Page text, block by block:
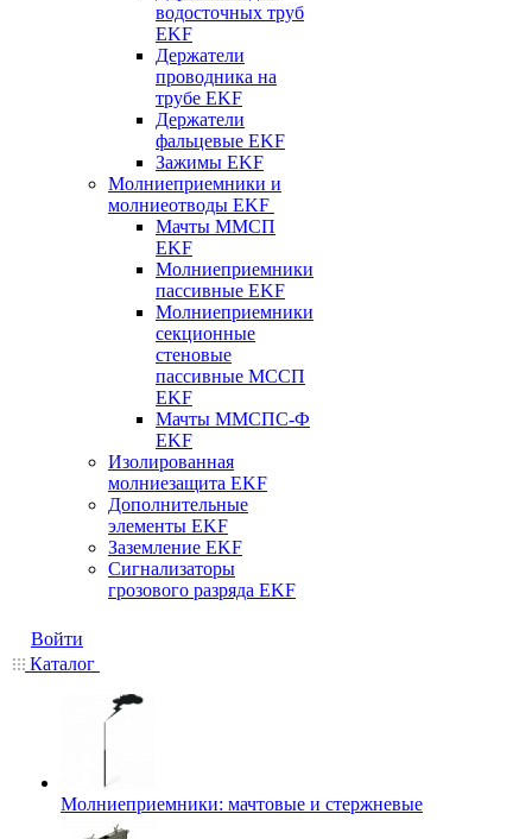
водосточных труб
EKF
Держатели
проводника на
трубе EKF
Держатели
фальцевые EKF
Зажимы EKF
Молниеприемники и
молниеотводы EKF
Мачты ММСП
EKF
Молниеприемники
пассивные EKF
Молниеприемники
секционные
стеновые
пассивные МССП
EKF
Мачты ММСПС-Ф
EKF
Изолированная
молниезащита EKF
Дополнительные
элементы EKF
Заземление EKF
Сигнализаторы
грозового разряда EKF
Войти
Каталог
Молниеприемники: мачтовые и стержневые